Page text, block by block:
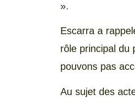
».
Escarra a
rôle principal du
pouvons pas
Au sujet des